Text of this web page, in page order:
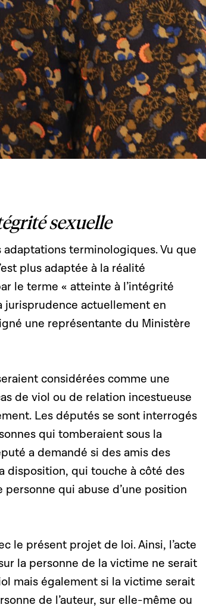
sexuelle
terminologiques. Vu que
plus adaptée à la réalité
le terme « atteinte à l’intégrité
jurisprudence actuellement en
une représentante du Ministère
considérées comme une
de viol ou de relation incestueuse
Les députés se sont interrogés
qui tomberaient sous la
a demandé si des amis des
disposition, qui touche à côté des
qui abuse d’une position
le présent projet de loi. Ainsi, l’acte
la personne de la victime ne serait
mais également si la victime serait
de l’auteur, sur elle-même ou